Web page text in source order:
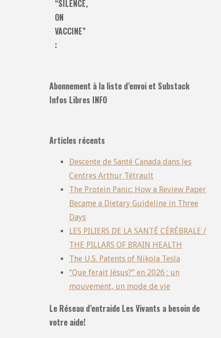
“SILENCE,
ON
VACCINE”
:
Abonnement à la liste d’envoi et Substack
Infos Libres INFO
Articles récents
Descente de Santé Canada dans les
Centres Arthur Tétrault
The Protein Panic: How a Review Paper
Became a Dietary Guideline in Three
Days
LES PILIERS DE LA SANTÉ CÉRÉBRALE /
THE PILLARS OF BRAIN HEALTH
The U.S. Patents of Nikola Tesla
“Que ferait Jésus?” en 2026 : un
mouvement, un mode de vie
Le Réseau d’entraide Les Vivants a besoin de
votre aide!